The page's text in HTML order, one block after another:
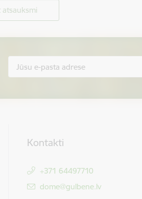
atsauksmi
Kontakti
+371 64497710
E-pasts:
dome@gulbene.lv